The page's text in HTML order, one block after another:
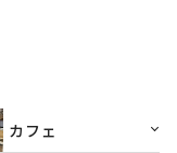
カフェ